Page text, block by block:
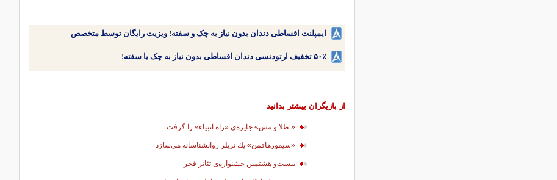
ایمپلنت اقساطی دندان بدون نیاز به چک و سفته! ویزیت رایگان توسط متخصص
۵۰٪ تخفیف ارتودنسی دندان اقساطی بدون نیاز به چک یا سفته!
از بازیگران بیشتر بدانید
« طلا و مس» جایزه‌ی «راه انبیاء» را گرفت
«سیمورهافمن» یك تریلر روانشناسانه می‌سازد
بیست‌و هشتمین جشنواره‌ی تئاتر فجر